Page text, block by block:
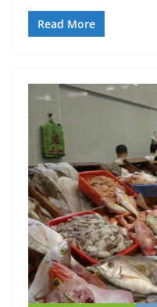
Read More